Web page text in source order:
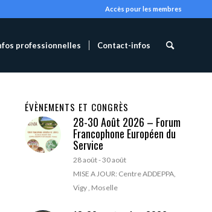
Accès pour les membres
professionnelles Contact-infos
ÉVÈNEMENTS ET CONGRÈS
28-30 Août 2026 – Forum
Francophone Européen du
Service
28 août-30 août
MISE A JOUR: Centre ADDEPPA,
Vigy , Moselle